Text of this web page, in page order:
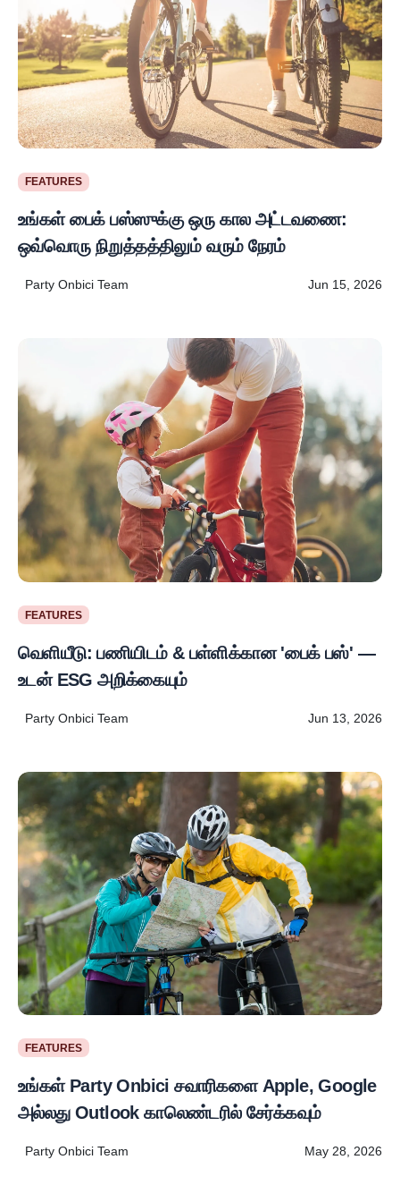
FEATURES
உங்கள் பைக் பஸ்ஸுக்கு ஒரு கால அட்டவணை:
ஒவ்வொரு நிறுத்தத்திலும் வரும் நேரம்
Party Onbici Team Jun 15, 2026
FEATURES
வெளியீடு: பணியிடம் & பள்ளிக்கான 'பைக் பஸ்' —
உடன் ESG அறிக்கையும்
Party Onbici Team Jun 13, 2026
FEATURES
உங்கள் Party Onbici சவாரிகளை Apple, Google
அல்லது Outlook காலெண்டரில் சேர்க்கவும்
Party Onbici Team May 28, 2026